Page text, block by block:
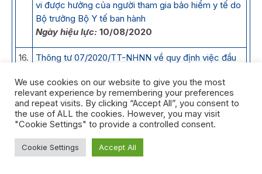
vi được hưởng của người tham gia bảo hiểm y tế do
Bộ trưởng Bộ Y tế ban hành
Ngày hiệu lực: 10/08/2020
16.
Thông tư 07/2020/TT-NHNN về quy định việc đầu
tiền của Ngân hàng Nhà nước Việt Nam ban hành
Ngày hiệu lực:14/08/2020
17.
Nghị quyết 188/2020/NQ-HĐND quy định về chức
danh, số lượng, chế độ, chính sách đối với người
hoạt động không chuyên trách ở cấp xã và ở thôn,
We use cookies on our website to give you the most
relevant experience by remembering your preferences
and repeat visits. By clicking “Accept All”, you consent to
the use of ALL the cookies. However, you may visit
"Cookie Settings" to provide a controlled consent.
Cookie Settings Accept All